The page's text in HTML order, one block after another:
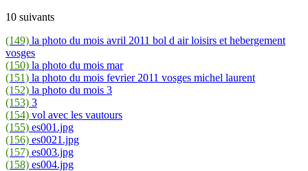
10 suivants
(149) la photo du mois avril 2011 bol d air loisirs et hebergement
vosges
(150) la photo du mois mar
(151) la photo du mois fevrier 2011 vosges michel laurent
(152) la photo du mois 3
(153) 3
(154) vol avec les vautours
(155) es001.jpg
(156) es0021.jpg
(157) es003.jpg
(158) es004.jpg